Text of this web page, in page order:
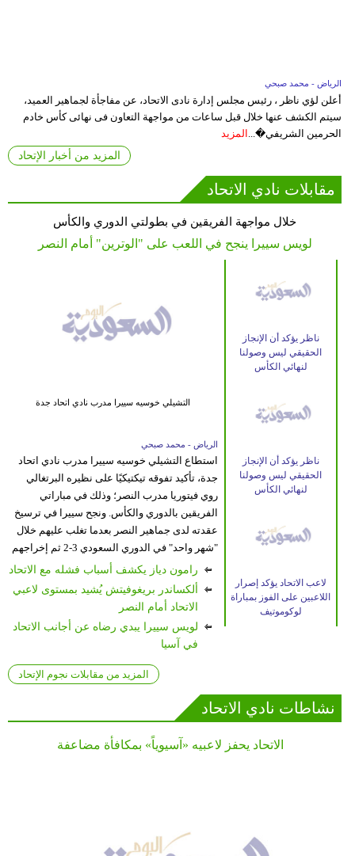
الرياض - محمد صبحي
أعلن لؤي ناظر ، رئيس مجلس إدارة نادى الاتحاد، عن مفاجأة لجماهير العميد،
سيتم الكشف عنها خلال قبل ساعات من مواجهة التعاون فى نهائى كأس خادم
الحرمين الشريفي�...
المزيد
المزيد من أخبار الإتحاد
مقابلات نادي الاتحاد
خلال مواجهة الفريقين في بطولتي الدوري والكأس
لويس سييرا ينجح في اللعب على "الوترين" أمام النصر
التشيلي خوسيه سييرا مدرب نادي اتحاد جدة
الرياض - محمد صبحي
استطاع التشيلي خوسيه سييرا مدرب نادي اتحاد
جدة، تأكيد تفوقه تيكتيكيًا على نظيره البرتغالي
روي فيتوريا مدرب النصر؛ وذلك في مباراتي
الفريقين بالدوري والكأس. ونجح سييرا في ترسيخ
عقدته لدى جماهير النصر بعدما تغلب عليهم خلال
"شهر واحد" في الدوري السعودي 3-2 ثم إخراجهم
من بطولة كأس الملك والفوز ...
المزيد
رامون دياز يكشف أسباب فشله مع الاتحاد
ألكساندر بريغوفيتش يُشيد بمستوى لاعبي
الاتحاد أمام النصر
لويس سييرا يبدي رضاه عن أجانب الاتحاد
في آسيا
المزيد من مقابلات نجوم الإتحاد
ناظر يؤكد أن الإنجاز
الحقيقي ليس وصولنا
لنهائي الكأس
ناظر يؤكد أن الإنجاز
الحقيقي ليس وصولنا
لنهائي الكأس
لاعب الاتحاد يؤكد إصرار
اللاعبين على الفوز بمباراة
لوكوموتيف
نشاطات نادي الاتحاد
الاتحاد يحفز لاعبيه «آسيوياً» بمكافأة مضاعفة